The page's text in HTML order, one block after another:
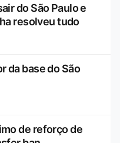
do São Paulo e
resolveu tudo
da base do São
de reforço de